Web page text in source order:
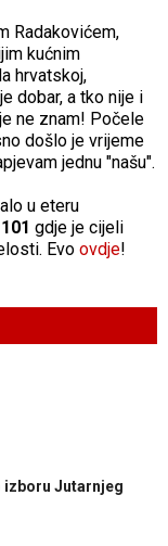
Radakovićem,
kućnim
hrvatskoj,
dobar, a tko nije i
ne znam! Počele
došlo je vrijeme
jednu "našu".
u eteru
gdje je cijeli
Evo ovdje!
izboru Jutarnjeg